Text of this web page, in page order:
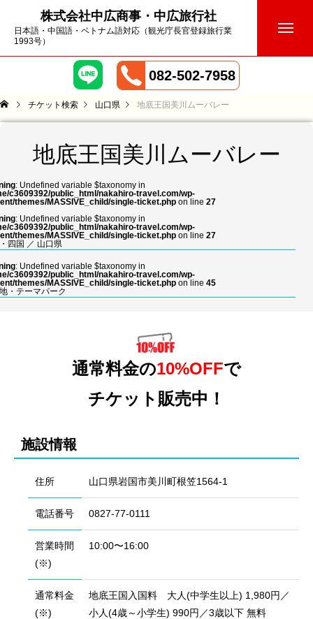
株式会社中広商事・中広旅行社
日本語・中国語・ベトナム語対応（観光庁長官登録旅行業
1993号）
082-502-7958
チケット検索 山口県 地底王国美川ムーバレー
地底王国美川ムーバレー
: Undefined variable $taxonomy in
c3609392/public_html/nakahiro-travel.com/wp-
themes/MASSIVE_child/single-ticket.php on line 27
: Undefined variable $taxonomy in
c3609392/public_html/nakahiro-travel.com/wp-
themes/MASSIVE_child/single-ticket.php on line 27
四国 ／ 山口県
: Undefined variable $taxonomy in
c3609392/public_html/nakahiro-travel.com/wp-
themes/MASSIVE_child/single-ticket.php on line 45
・テーマパーク
通常料金の10%OFFで
チケット販売中！
施設情報
住所 山口県岩国市美川町根笠1564-1
電話番号 0827-77-0111
営業時間
(※)
10:00〜16:00
通常料金
(※)
地底王国入国料 大人(中学生以上) 1,980円／
小人(4歳～小学生) 990円／3歳以下 無料